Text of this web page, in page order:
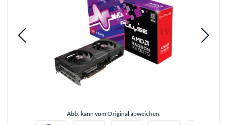
Abb. kann vom Original abweichen.